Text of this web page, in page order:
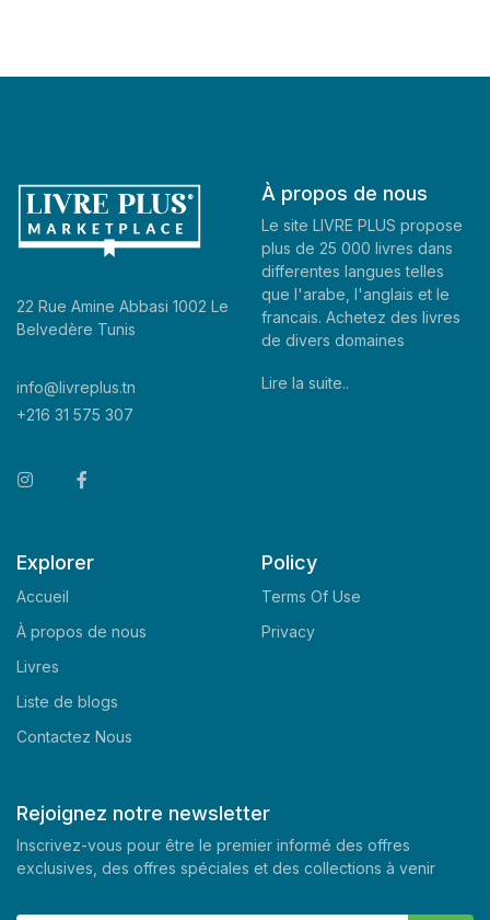
22 Rue Amine Abbasi 1002 Le
Belvedère Tunis
info@livreplus.tn
+216 31 575 307
À propos de nous
Le site LIVRE PLUS propose
plus de 25 000 livres dans
differentes langues telles
que l'arabe, l'anglais et le
francais. Achetez des livres
de divers domaines
Lire la suite..
Explorer
Accueil
À propos de nous
Livres
Liste de blogs
Contactez Nous
Policy
Terms Of Use
Privacy
Rejoignez notre newsletter
Inscrivez-vous pour être le premier informé des offres
exclusives, des offres spéciales et des collections à venir